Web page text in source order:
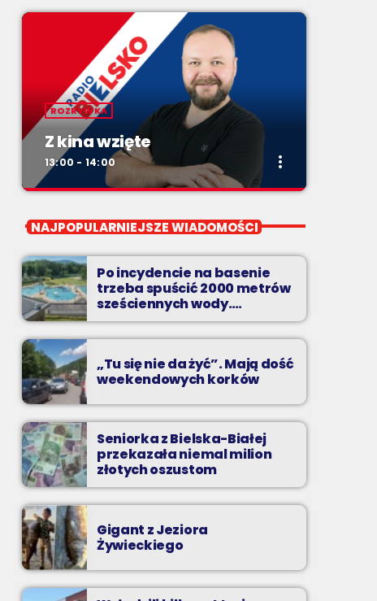
ROZRYWKA
Z kina wzięte
13:00 - 14:00 more_vert
Z kina wzięte
Z Kina Wzięte to audycja w której film
występuje roli głównej.
NAJPOPULARNIEJSZE WIADOMOŚCI
Po incydencie na basenie
trzeba spuścić 2000 metrów
sześciennych wody.
„Ogromne koszty i ogromna
praca”
„Tu się nie da żyć”. Mają dość
weekendowych korków
Seniorka z Bielska-Białej
przekazała niemal milion
złotych oszustom
Gigant z Jeziora
Żywieckiego